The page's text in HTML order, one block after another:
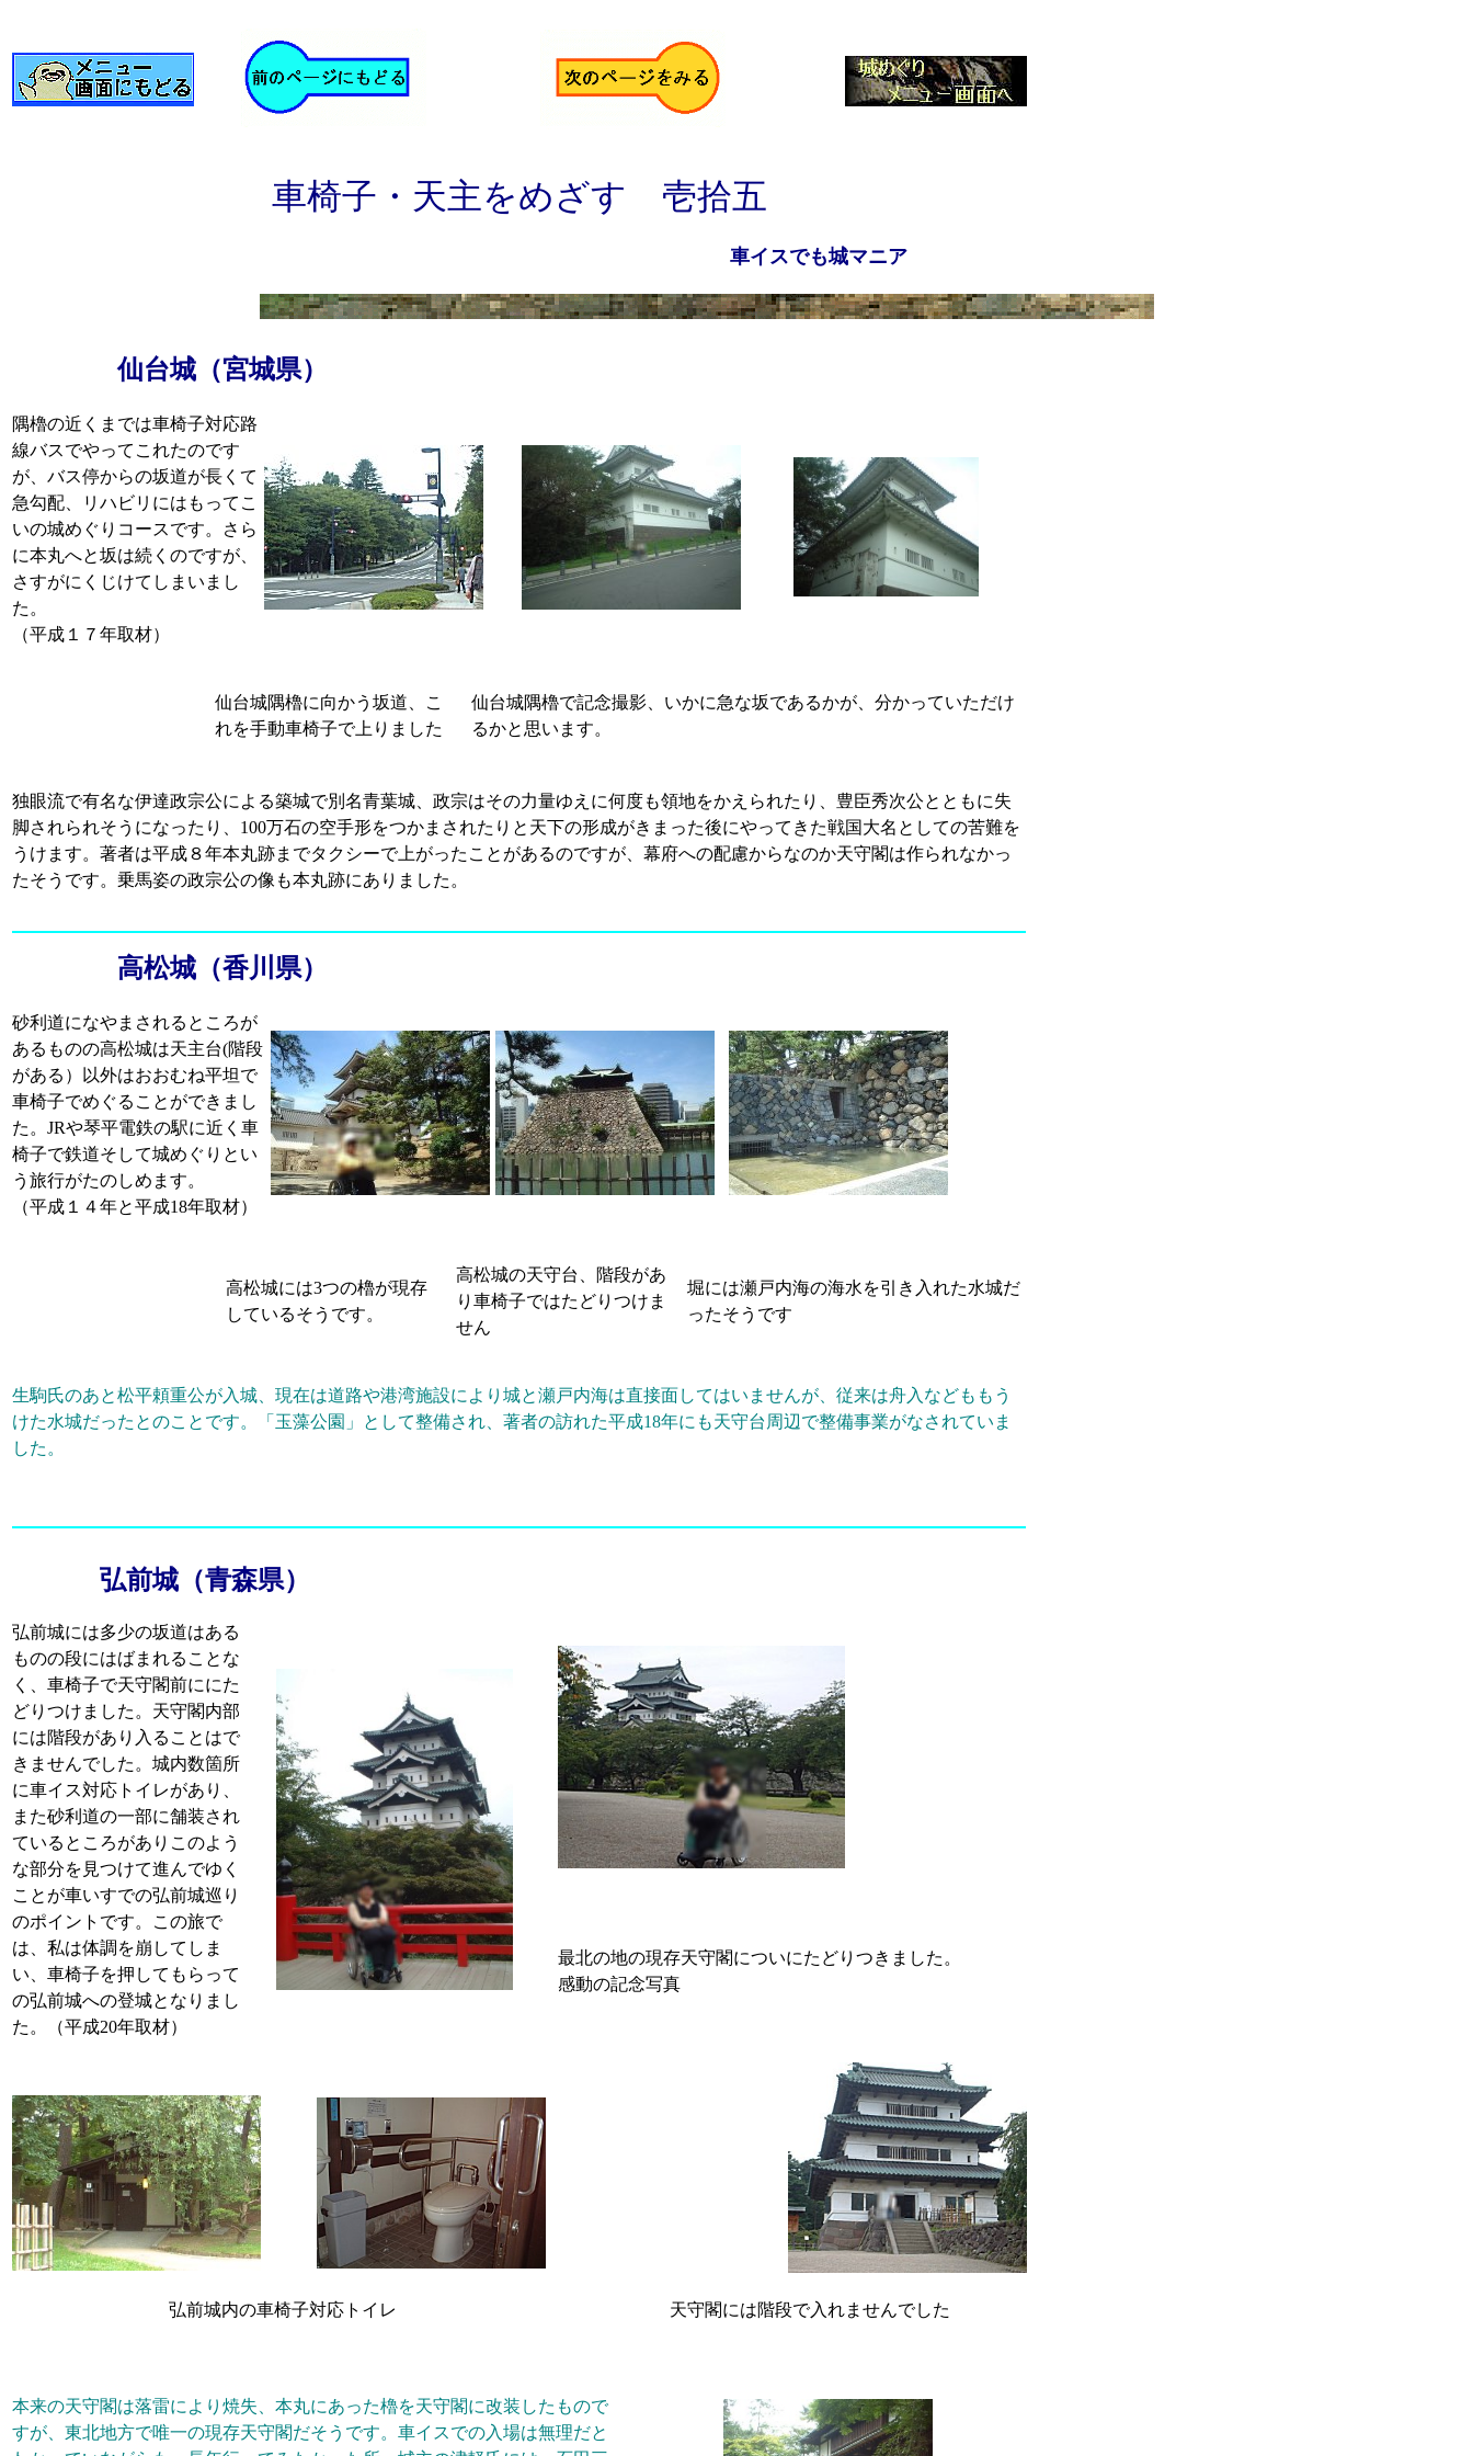
車椅子・天主をめざす 壱拾五
車イスでも城マニア
仙台城（宮城県）
隅櫓の近くまでは車椅子対応路
線バスでやってこれたのです
が、バス停からの坂道が長くて
急勾配、リハビリにはもってこ
いの城めぐりコースです。さら
に本丸へと坂は続くのですが、
さすがにくじけてしまいまし
た。
（平成１７年取材）
仙台城隅櫓に向かう坂道、こ
れを手動車椅子で上りました
仙台城隅櫓で記念撮影、いかに急な坂であるかが、分かっていただけ
るかと思います。
独眼流で有名な伊達政宗公による築城で別名青葉城、政宗はその力量ゆえに何度も領地をかえられたり、豊臣秀次公とともに失
脚されられそうになったり、100万石の空手形をつかまされたりと天下の形成がきまった後にやってきた戦国大名としての苦難を
うけます。著者は平成８年本丸跡までタクシーで上がったことがあるのですが、幕府への配慮からなのか天守閣は作られなかっ
たそうです。乗馬姿の政宗公の像も本丸跡にありました。
高松城（香川県）
砂利道になやまされるところが
あるものの高松城は天主台(階段
がある）以外はおおむね平坦で
車椅子でめぐることができまし
た。JRや琴平電鉄の駅に近く車
椅子で鉄道そして城めぐりとい
う旅行がたのしめます。
（平成１４年と平成18年取材）
高松城には3つの櫓が現存
しているそうです。
高松城の天守台、階段があ
り車椅子ではたどりつけま
せん
堀には瀬戸内海の海水を引き入れた水城だ
ったそうです
生駒氏のあと松平頼重公が入城、現在は道路や港湾施設により城と瀬戸内海は直接面してはいませんが、従来は舟入などももう
けた水城だったとのことです。「玉藻公園」として整備され、著者の訪れた平成18年にも天守台周辺で整備事業がなされていま
した。
弘前城（青森県）
弘前城には多少の坂道はある
ものの段にはばまれることな
く、車椅子で天守閣前ににた
どりつけました。天守閣内部
には階段があり入ることはで
きませんでした。城内数箇所
に車イス対応トイレがあり、
また砂利道の一部に舗装され
ているところがありこのよう
な部分を見つけて進んでゆく
ことが車いすでの弘前城巡り
のポイントです。この旅で
は、私は体調を崩してしま
い、車椅子を押してもらって
の弘前城への登城となりまし
た。（平成20年取材）
最北の地の現存天守閣についにたどりつきました。
感動の記念写真
弘前城内の車椅子対応トイレ 天守閣には階段で入れませんでした
本来の天守閣は落雷により焼失、本丸にあった櫓を天守閣に改装したもので
すが、東北地方で唯一の現存天守閣だそうです。車イスでの入場は無理だと